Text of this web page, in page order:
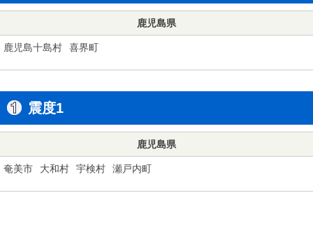
鹿児島県
鹿児島十島村 喜界町
震度1
鹿児島県
奄美市 大和村 宇検村 瀬戸内町